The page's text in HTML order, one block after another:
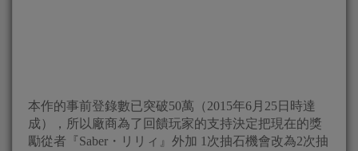
本作的事前登錄數已突破50萬（2015年6月25日時達
成），所以廠商為了回饋玩家的支持決定把現在的獎
勵從者『Saber・リリィ』外加 1次抽石機會改為2次抽